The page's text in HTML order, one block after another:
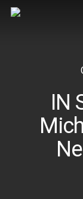
Skip
IN